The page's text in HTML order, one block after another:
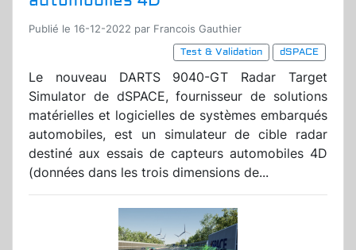
Publié le 16-12-2022 par Francois Gauthier
Test & Validation
dSPACE
Le nouveau DARTS 9040-GT Radar Target
Simulator de dSPACE, fournisseur de solutions
matérielles et logicielles de systèmes embarqués
automobiles, est un simulateur de cible radar
destiné aux essais de capteurs automobiles 4D
(données dans les trois dimensions de...